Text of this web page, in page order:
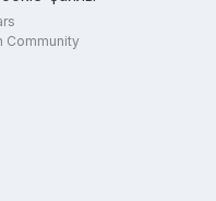
Community